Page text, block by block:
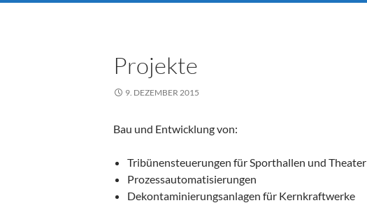
Projekte
9. DEZEMBER 2015
Bau und Entwicklung von:
Tribünensteuerungen für Sporthallen und Theater
Prozessautomatisierungen
Dekontaminierungsanlagen für Kernkraftwerke